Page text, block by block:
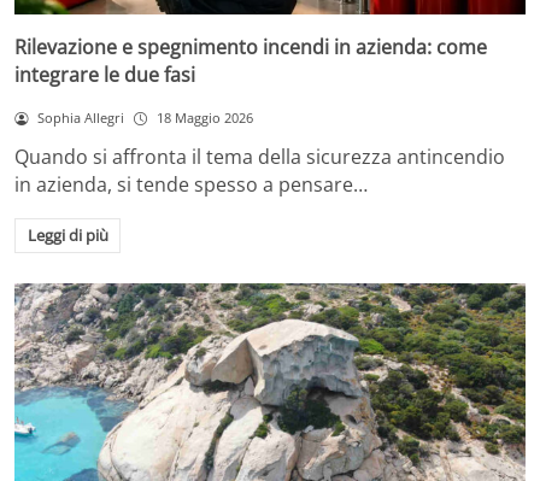
Rilevazione e spegnimento incendi in azienda: come
integrare le due fasi
Sophia Allegri 18 Maggio 2026
Quando si affronta il tema della sicurezza antincendio
in azienda, si tende spesso a pensare…
Leggi di più